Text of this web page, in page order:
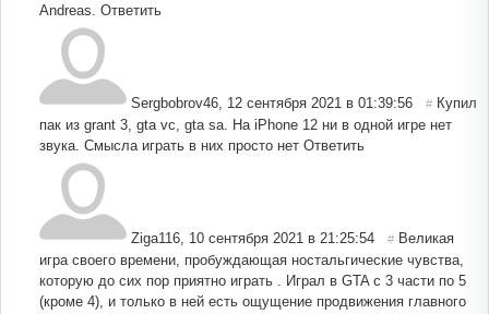
Andreas. Ответить
Sergbobrov46, 12 сентября 2021 в 01:39:56 # Купил
пак из grant 3, gta vc, gta sa. На iPhone 12 ни в одной игре нет
звука. Смысла играть в них просто нет Ответить
Ziga116, 10 сентября 2021 в 21:25:54 # Великая
игра своего времени, пробуждающая ностальгические чувства,
которую до сих пор приятно играть . Играл в GTA с 3 части по 5
(кроме 4), и только в ней есть ощущение продвижения главного